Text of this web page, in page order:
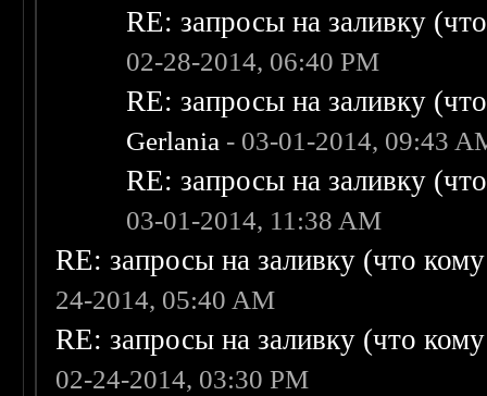
RE: запросы на заливку
02-28-2014, 06:40 PM
RE: запросы на заливку
Gerlania - 03-01-2014, 09:43
RE: запросы на заливку
03-01-2014, 11:38 AM
RE: запросы на заливку (что
24-2014, 05:40 AM
RE: запросы на заливку (что
02-24-2014, 03:30 PM